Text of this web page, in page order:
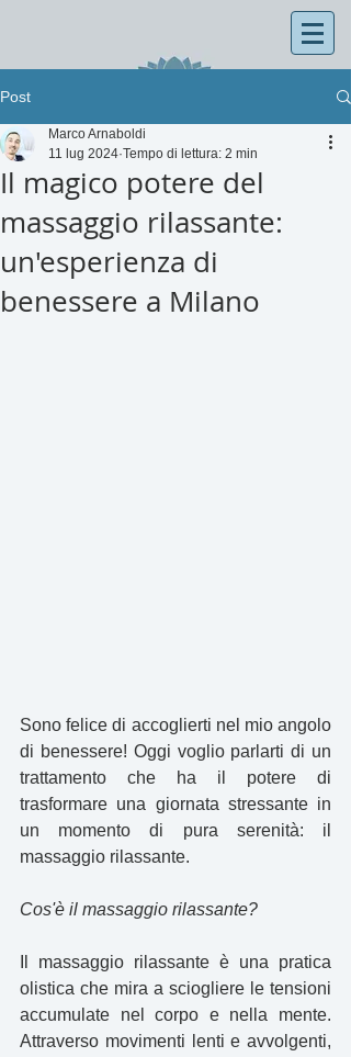
Post
Il magico potere del
massaggio rilassante:
un'esperienza di
benessere a Milano
Marco Arnaboldi
11 lug 2024 Tempo di lettura: 2 min
Sono felice di accoglierti nel mio angolo
di benessere! Oggi voglio parlarti di un
trattamento che ha il potere di
trasformare una giornata stressante in
un momento di pura serenità: il
massaggio rilassante.
Cos'è il massaggio rilassante?
Il massaggio rilassante è una pratica
olistica che mira a sciogliere le tensioni
accumulate nel corpo e nella mente.
Attraverso movimenti lenti e avvolgenti,